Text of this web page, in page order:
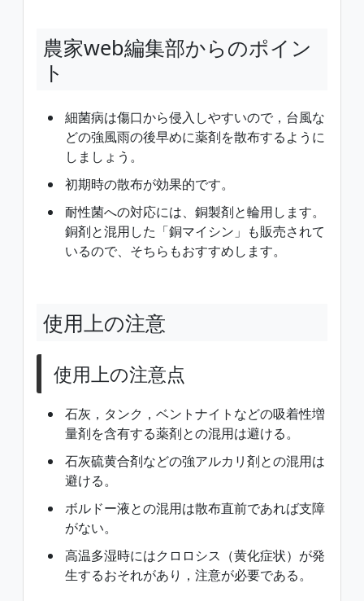
農家web編集部からのポイン
ト
細菌病は傷口から侵入しやすいので，台風な
どの強風雨の後早めに薬剤を散布するように
しましょう。
初期時の散布が効果的です。
耐性菌への対応には、銅製剤と輪用します。
銅剤と混用した「銅マイシン」も販売されて
いるので、そちらもおすすめします。
使用上の注意
使用上の注意点
石灰，タンク，ベントナイトなどの吸着性増
量剤を含有する薬剤との混用は避ける。
石灰硫黄合剤などの強アルカリ剤との混用は
避ける。
ボルドー液との混用は散布直前であれば支障
がない。
高温多湿時にはクロロシス（黄化症状）が発
生するおそれがあり，注意が必要である。